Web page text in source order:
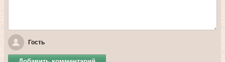
Гость